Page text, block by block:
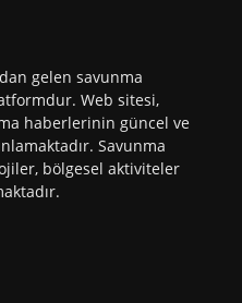
gelen savunma
Web sitesi,
haberlerinin güncel ve
Savunma
bölgesel aktiviteler